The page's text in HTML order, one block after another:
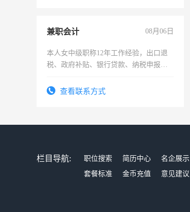
兼职会计 08月06日
本人女中级职称12年工作经验，出口退
税、政府补贴、银行贷款、纳税申报、
务，财务咨询等业务。欲求兼职会计工
查看联系方式
栏目导航: 职位搜索 简历中心 名企展示
套餐标准
金币充值 意见建议